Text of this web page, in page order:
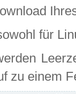
für
zu einem